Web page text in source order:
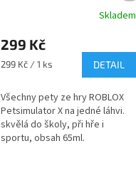
produktu
je
4,0
5
hvězdiček.
Skladem
299 Kč
Měrná
299 Kč / 1 ks DETAIL
Všechny pety ze hry ROBLOX
Petsimulator X na jedné láhvi.
skvělá do školy, při hře i
sportu, obsah 65ml.